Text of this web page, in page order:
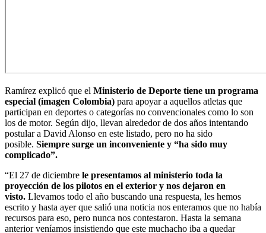
Ramírez explicó que el Ministerio de Deporte tiene un programa
especial (imagen Colombia) para apoyar a aquellos atletas que
participan en deportes o categorías no convencionales como lo son
los de motor. Según dijo, llevan alrededor de dos años intentando
postular a David Alonso en este listado, pero no ha sido
posible. Siempre surge un inconveniente y “ha sido muy
complicado”.
“El 27 de diciembre le presentamos al ministerio toda la
proyección de los pilotos en el exterior y nos dejaron en
visto. Llevamos todo el año buscando una respuesta, les hemos
escrito y hasta ayer que salió una noticia nos enteramos que no había
recursos para eso, pero nunca nos contestaron. Hasta la semana
anterior veníamos insistiendo que este muchacho iba a quedar